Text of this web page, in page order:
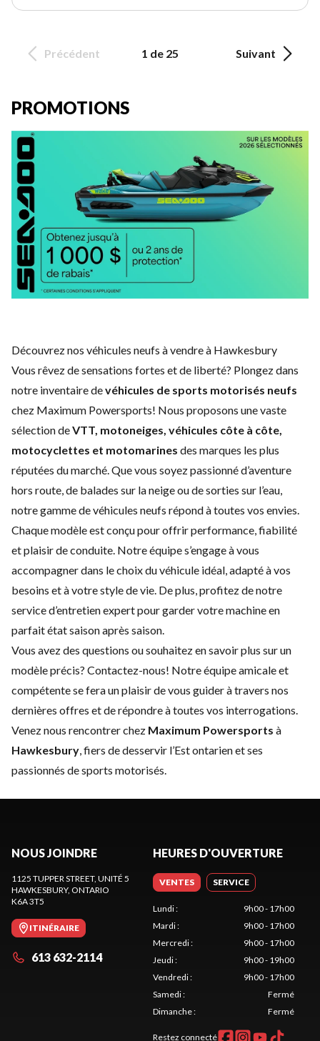
Précédent 1 de 25 Suivant
PROMOTIONS
Découvrez nos véhicules neufs à vendre à Hawkesbury
Vous rêvez de sensations fortes et de liberté? Plongez dans
notre inventaire devéhicules de sports motorisés neufs
chez Maximum Powersports! Nous proposons une vaste
sélection deVTT, motoneiges, véhicules côte à côte,
motocyclettes et motomarines des marques les plus
réputées du marché. Que vous soyez passionné d’aventure
hors route, de balades sur la neige ou de sorties sur l’eau,
notre gamme de véhicules neufs répond à toutes vos envies.
Chaque modèle est conçu pour offrir performance, fiabilité
et plaisir de conduite. Notre équipe s’engage à vous
accompagner dans le choix du véhicule idéal, adapté à vos
besoins et à votre style de vie. De plus, profitez de notre
service d’entretien expertpour garder votre machine en
parfait état saison après saison.
Vous avez des questions ou souhaitez en savoir plus sur un
modèle précis? Contactez-nous! Notre équipe amicale et
compétente se fera un plaisir de vous guider à travers nos
dernières offres et de répondre à toutes vos interrogations.
Venez nous rencontrer chez Maximum Powersports à
Hawkesbury , fiers de desservir l’Est ontarien et ses
passionnés de sports motorisés.
NOUS JOINDRE
1125 TUPPER STREET, UNITÉ 5
HAWKESBURY, ONTARIO
K6A 3T5
ITINÉRAIRE
613 632-2114
HEURES D'OUVERTURE
VENTES SERVICE
Lundi:
9h00 - 17h00
Mardi:
9h00 - 17h00
Mercredi:
9h00 - 17h00
Jeudi:
9h00 - 19h00
Vendredi:
9h00 - 17h00
Samedi:
Fermé
Dimanche: Fermé
Restez connecté